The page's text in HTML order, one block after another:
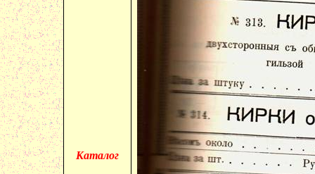
Каталог